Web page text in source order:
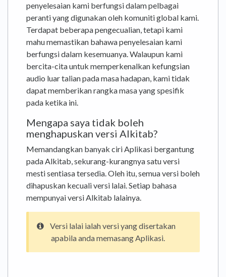
penyelesaian kami berfungsi dalam pelbagai
peranti yang digunakan oleh komuniti global kami.
Terdapat beberapa pengecualian, tetapi kami
mahu memastikan bahawa penyelesaian kami
berfungsi dalam kesemuanya. Walaupun kami
bercita-cita untuk memperkenalkan kefungsian
audio luar talian pada masa hadapan, kami tidak
dapat memberikan rangka masa yang spesifik
pada ketika ini.
Mengapa saya tidak boleh
menghapuskan versi Alkitab?
Memandangkan banyak ciri Aplikasi bergantung
pada Alkitab, sekurang-kurangnya satu versi
mesti sentiasa tersedia. Oleh itu, semua versi boleh
dihapuskan kecuali versi lalai. Setiap bahasa
mempunyai versi Alkitab lalainya.
Versi lalai ialah versi yang disertakan
apabila anda memasang Aplikasi.